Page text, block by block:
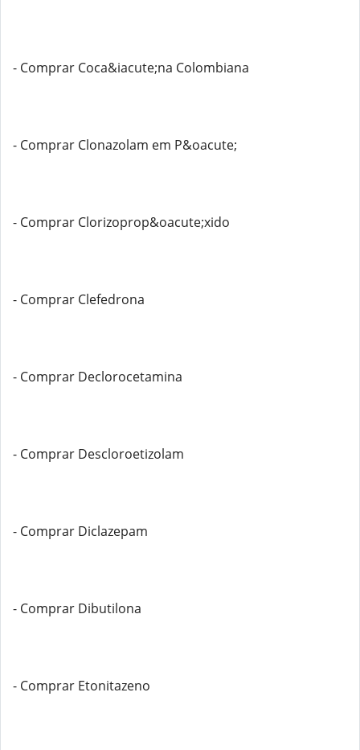
- Comprar Coca&iacute;na Colombiana
- Comprar Clonazolam em P&oacute;
- Comprar Clorizoprop&oacute;xido
- Comprar Clefedrona
- Comprar Declorocetamina
- Comprar Descloroetizolam
- Comprar Diclazepam
- Comprar Dibutilona
- Comprar Etonitazeno